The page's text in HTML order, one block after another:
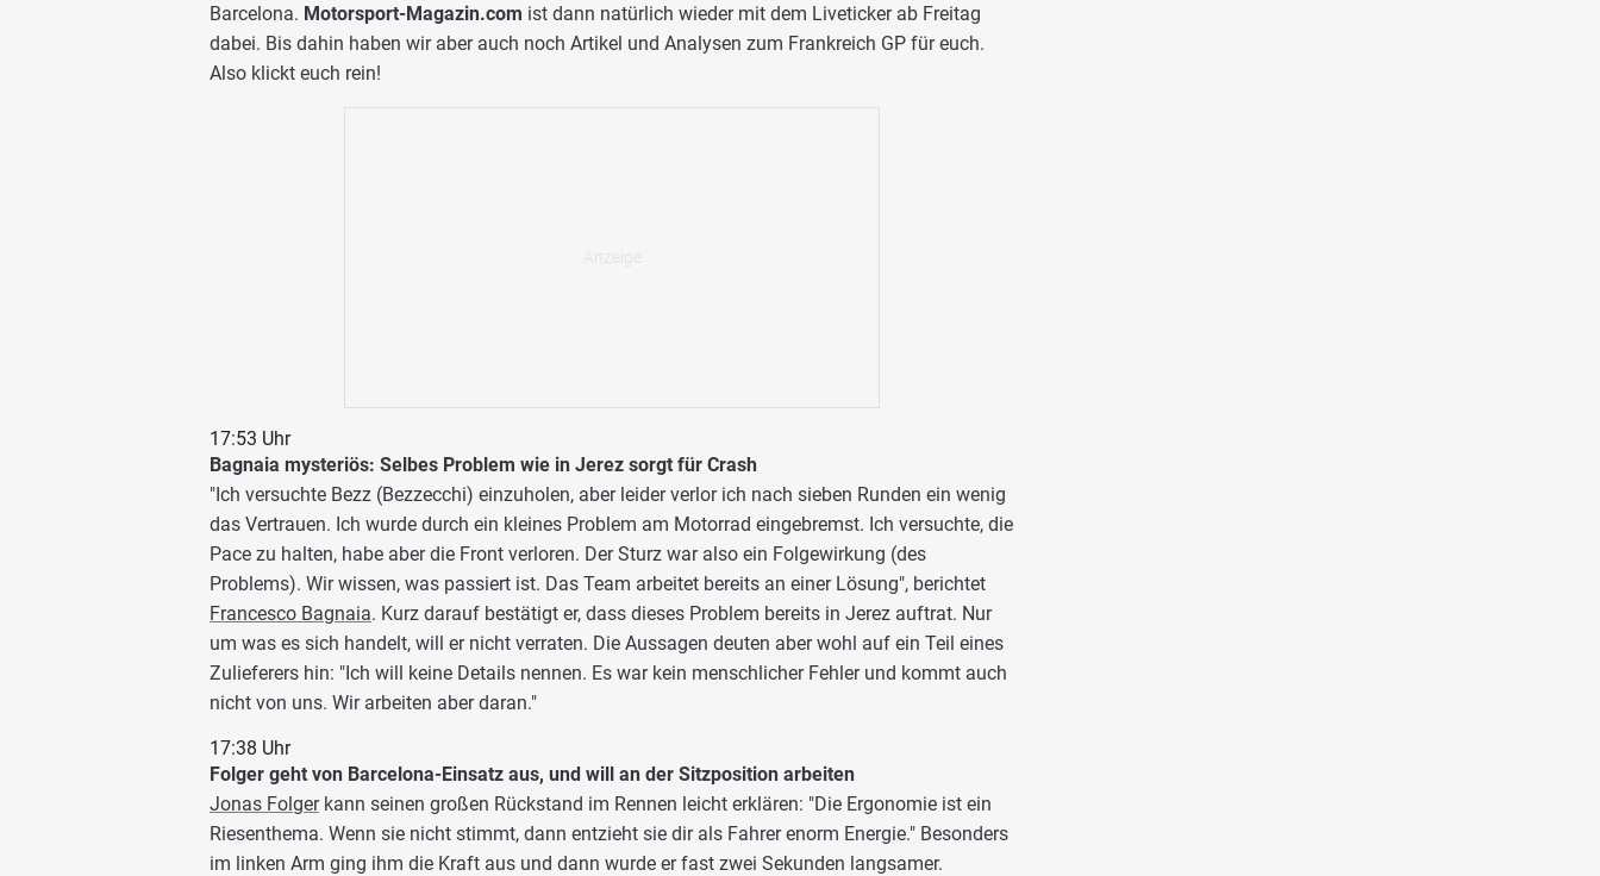
Barcelona. Motorsport-Magazin.com ist dann natürlich wieder mit dem Liveticker ab Freitag
dabei. Bis dahin haben wir aber auch noch Artikel und Analysen zum Frankreich GP für euch.
Also klickt euch rein!
17:53 Uhr
Bagnaia mysteriös: Selbes Problem wie in Jerez sorgt für Crash
"Ich versuchte Bezz (Bezzecchi) einzuholen, aber leider verlor ich nach sieben Runden ein wenig
das Vertrauen. Ich wurde durch ein kleines Problem am Motorrad eingebremst. Ich versuchte, die
Pace zu halten, habe aber die Front verloren. Der Sturz war also ein Folgewirkung (des
Problems). Wir wissen, was passiert ist. Das Team arbeitet bereits an einer Lösung", berichtet
Francesco Bagnaia. Kurz darauf bestätigt er, dass dieses Problem bereits in Jerez auftrat. Nur
um was es sich handelt, will er nicht verraten. Die Aussagen deuten aber wohl auf ein Teil eines
Zulieferers hin: "Ich will keine Details nennen. Es war kein menschlicher Fehler und kommt auch
nicht von uns. Wir arbeiten aber daran."
17:38 Uhr
Folger geht von Barcelona-Einsatz aus, und will an der Sitzposition arbeiten
Jonas Folgerkann seinen großen Rückstand im Rennen leicht erklären: "Die Ergonomie ist ein
Riesenthema. Wenn sie nicht stimmt, dann entzieht sie dir als Fahrer enorm Energie." Besonders
im linken Arm ging ihm die Kraft aus und dann wurde er fast zwei Sekunden langsamer.